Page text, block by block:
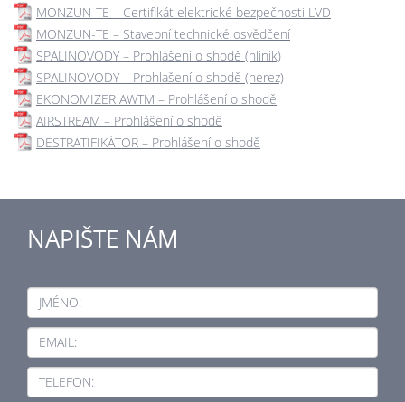
MONZUN-TE – Certifikát elektrické bezpečnosti LVD
MONZUN-TE – Stavební technické osvědčení
SPALINOVODY – Prohlášení o shodě (hliník)
SPALINOVODY – Prohlašení o shodě (nerez)
EKONOMIZER AWTM – Prohlášení o shodě
AIRSTREAM – Prohlášení o shodě
DESTRATIFIKÁTOR – Prohlášení o shodě
NAPIŠTE NÁM
JMÉNO:
EMAIL:
TELEFON: